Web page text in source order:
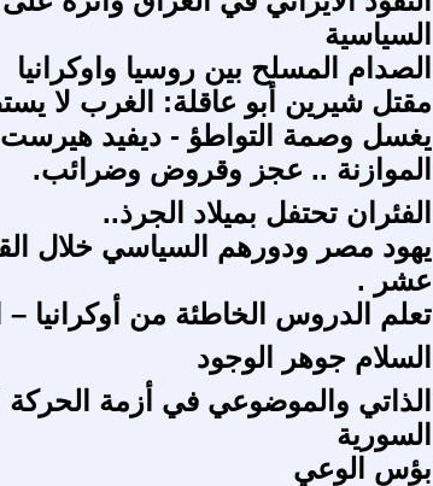
السياسية
الصدام المسلح بين روسيا واوكرانيا
مقتل شيرين أبو عاقلة: الغرب لا
يغسل وصمة التواطؤ - ديفيد هيرست
الموازنة .. عجز وقروض وضرائب.
الفئران تحتفل بميلاد الجرذ..
يهود مصر ودورهم السياسي خلال
عشر .
تعلم الدروس الخاطئة من أوكرانيا –
السلام جوهر الوجود
الذاتي والموضوعي في أزمة الحركة
السورية
بؤس الوعي